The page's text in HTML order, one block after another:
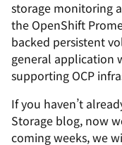
storage monitoring
the OpenShift
backed persistent
general application
supporting OCP
If you haven’t
Storage blog, now
coming weeks, we